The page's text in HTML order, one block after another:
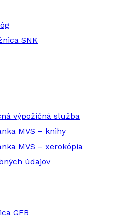
SNK
výpožičná služba
MVS – knihy
MVS – xerokópia
údajov
GFB